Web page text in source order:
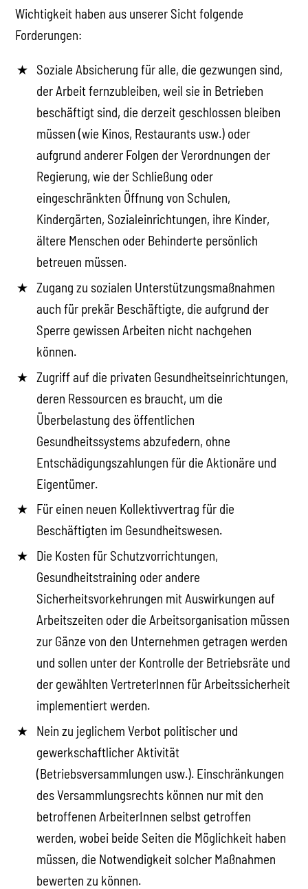
Wichtigkeit haben aus unserer Sicht folgende
Forderungen:
Soziale Absicherung für alle, die gezwungen sind,
der Arbeit fernzubleiben, weil sie in Betrieben
beschäftigt sind, die derzeit geschlossen bleiben
müssen (wie Kinos, Restaurants usw.) oder
aufgrund anderer Folgen der Verordnungen der
Regierung, wie der Schließung oder
eingeschränkten Öffnung von Schulen,
Kindergärten, Sozialeinrichtungen, ihre Kinder,
ältere Menschen oder Behinderte persönlich
betreuen müssen.
Zugang zu sozialen Unterstützungsmaßnahmen
auch für prekär Beschäftigte, die aufgrund der
Sperre gewissen Arbeiten nicht nachgehen
können.
Zugriff auf die privaten Gesundheitseinrichtungen,
deren Ressourcen es braucht, um die
Überbelastung des öffentlichen
Gesundheitssystems abzufedern, ohne
Entschädigungszahlungen für die Aktionäre und
Eigentümer.
Für einen neuen Kollektivvertrag für die
Beschäftigten im Gesundheitswesen.
Die Kosten für Schutzvorrichtungen,
Gesundheitstraining oder andere
Sicherheitsvorkehrungen mit Auswirkungen auf
Arbeitszeiten oder die Arbeitsorganisation müssen
zur Gänze von den Unternehmen getragen werden
und sollen unter der Kontrolle der Betriebsräte und
der gewählten VertreterInnen für Arbeitssicherheit
implementiert werden.
Nein zu jeglichem Verbot politischer und
gewerkschaftlicher Aktivität
(Betriebsversammlungen usw.). Einschränkungen
des Versammlungsrechts können nur mit den
betroffenen ArbeiterInnen selbst getroffen
werden, wobei beide Seiten die Möglichkeit haben
müssen, die Notwendigkeit solcher Maßnahmen
bewerten zu können.